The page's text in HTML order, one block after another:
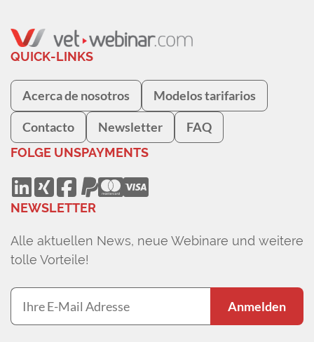
QUICK-LINKS
Acerca de nosotros Modelos tarifarios
Contacto Newsletter FAQ
FOLGE UNSPAYMENTS
NEWSLETTER
Alle aktuellen News, neue Webinare und weitere
tolle Vorteile!
Anmelden